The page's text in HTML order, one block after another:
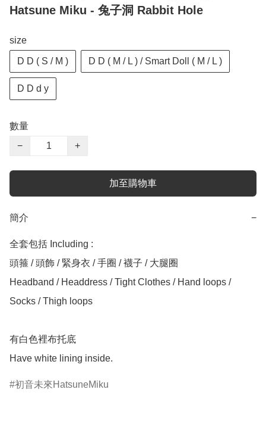
Hatsune Miku - 兔子洞 Rabbit Hole
size
D D ( S / M ) D D ( M / L ) / Smart Doll ( M / L )
D D d y
數量
−
+
加至購物車
簡介 −
全套包括 Including :
頭箍 / 頭飾 / 緊身衣 / 手圈 / 襪子 / 大腿圈
Headband / Headdress / Tight Clothes / Hand loops /
Socks / Thigh loops
有白色裡布托底
初音未來HatsuneMiku